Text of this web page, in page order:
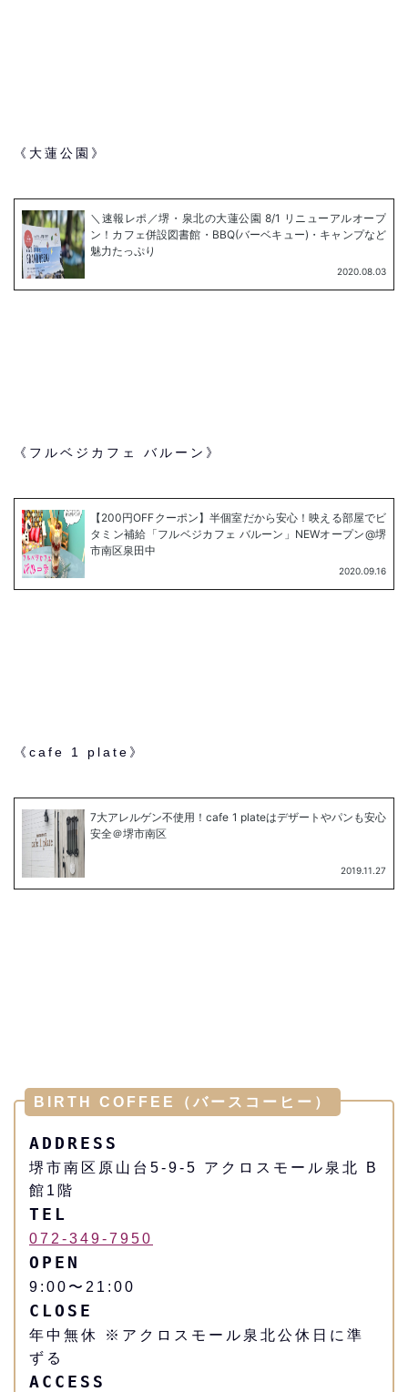
《大蓮公園》
《フルベジカフェ バルーン》
《cafe 1 plate》
BIRTH COFFEE（バースコーヒー）
ADDRESS
堺市南区原山台5-9-5 アクロスモール泉北 B
館1階
TEL
072-349-7950
OPEN
9:00〜21:00
CLOSE
年中無休 ※アクロスモール泉北公休日に準
ずる
ACCESS